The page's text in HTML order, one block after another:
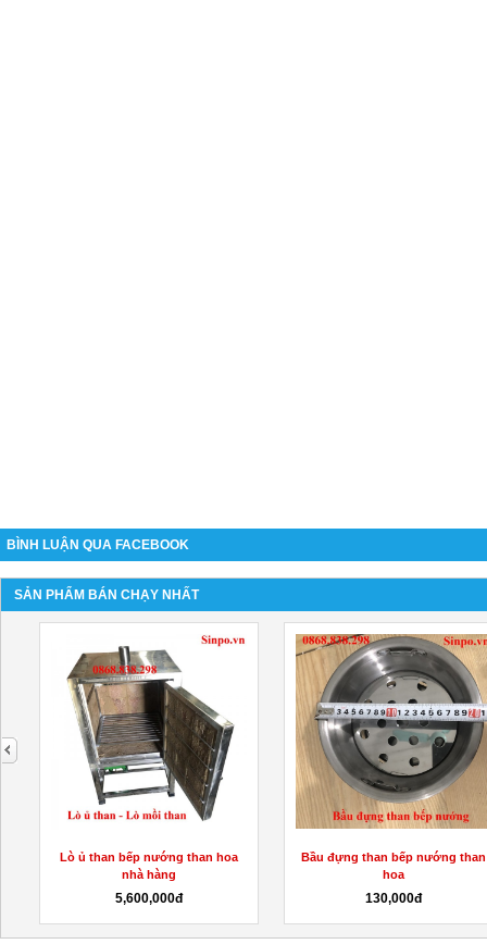
BÌNH LUẬN QUA FACEBOOK
SẢN PHẨM BÁN CHẠY NHẤT
Lò ủ than bếp nướng than hoa
nhà hàng
5,600,000đ
Bầu đựng than bếp nướng than
hoa
130,000đ
next